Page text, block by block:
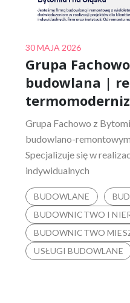
Posted
on
30 MAJA 2026
Grupa
budowlana |
Grupa Fachowo z
budowlano-
Specjalizuje się w
indywidualnych
BUDOWLANE
BUDOWNICTWO I
BUDOWNICTWO
USŁUGI BUDOWLANE